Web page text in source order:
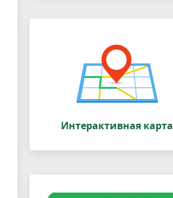
Интерактивная карта